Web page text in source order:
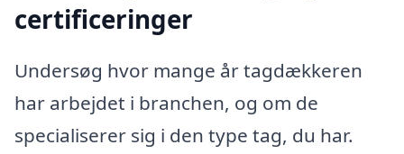
certificeringer
Undersøg hvor mange år tagdækkeren
har arbejdet i branchen, og om de
specialiserer sig i den type tag, du har.